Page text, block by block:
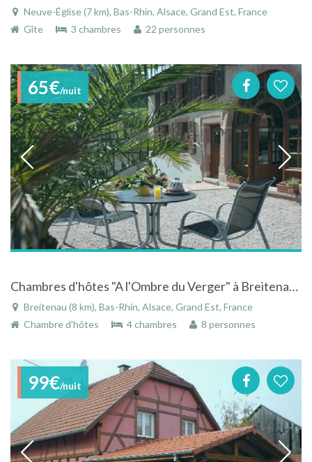
Neuve-Église (7 km), Bas-Rhin, Alsace, Grand Est, France
Gîte
3 chambres 22 personnes
65€/nuit
Chambres d'hôtes "A l'Ombre du Verger" à Breitenau dans le Bas-Rhin en Alsace
Breitenau (8 km), Bas-Rhin, Alsace, Grand Est, France
Chambre d'hôtes
4 chambres 8 personnes
99€/nuit